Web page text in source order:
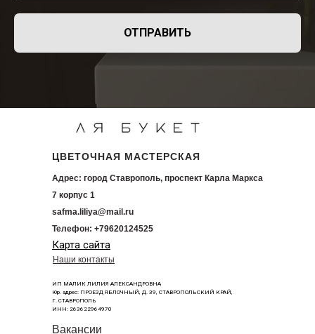
ОТПРАВИТЬ
ЦВЕТОЧНАЯ МАСТЕРСКАЯ
Адрес: город Ставрополь, проспект Карла Маркса
7 корпус 1
safma.liliya@mail.ru
Телефон: +79620124525
ИП МАЛИК ЛИЛИЯ АЛЕКСАНДРОВНА
Юр. адрес: ПРОЕЗД ЯБЛОЧНЫЙ, Д. 39, СТАВРОПОЛЬСКИЙ КРАЙ,
Г. СТАВРОПОЛЬ
ИНН: 263622964970
Карта сайта
Наши контакты
Вакансии